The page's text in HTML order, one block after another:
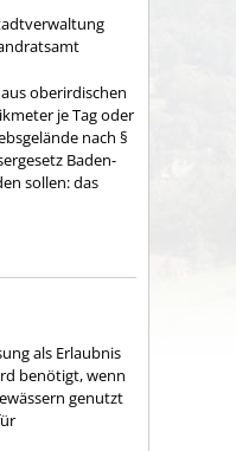
oberirdischen
je Tag oder
nach §
Baden-
sollen: das
als Erlaubnis
benötigt, wenn
genutzt